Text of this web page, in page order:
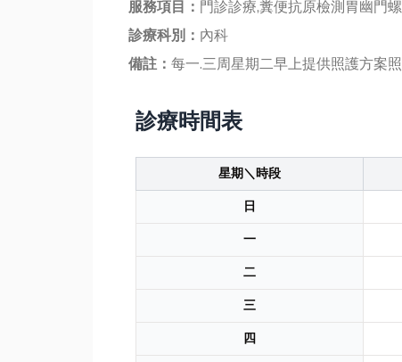
服務項目： 門診診療,糞便抗原檢測胃幽門
診療科別： 內科
備註： 每一.三周星期二早上提供照護方案
診療時間表
星期＼時段
日
一
二
三
四